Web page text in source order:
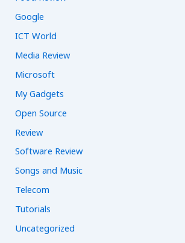
Google
ICT World
Media Review
Microsoft
My Gadgets
Open Source
Review
Software Review
Songs and Music
Telecom
Tutorials
Uncategorized